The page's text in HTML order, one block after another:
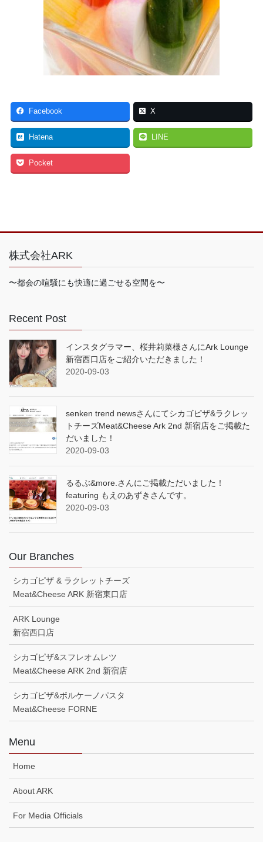
Facebook X
Hatena LINE
Pocket
株式会社ARK
〜都会の喧騒にも快適に過ごせる空間を〜
Recent Post
インスタグラマー、桜井莉菜様さんにArk Lounge
新宿西口店をご紹介いただきました！
2020-09-03
senken trend newsさんにてシカゴピザ&ラクレッ
トチーズMeat&Cheese Ark 2nd 新宿店をご掲載た
だいました！
2020-09-03
るるぶ&more.さんにご掲載ただいました！
featuring もえのあずきさんです。
2020-09-03
Our Branches
シカゴピザ & ラクレットチーズ
Meat&Cheese ARK 新宿東口店
ARK Lounge
新宿西口店
シカゴピザ&スフレオムレツ
Meat&Cheese ARK 2nd 新宿店
シカゴピザ&ボルケーノパスタ
Meat&Cheese FORNE
Menu
Home
About ARK
For Media Officials